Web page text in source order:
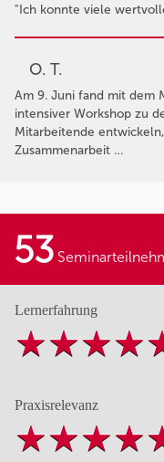
"Ich konnte viele
O. T.
Am 9. Juni fand mit dem
intensiver Workshop zu
Mitarbeitende
Zusammenarbeit …
53
Lernerfahrung
Praxisrelevanz